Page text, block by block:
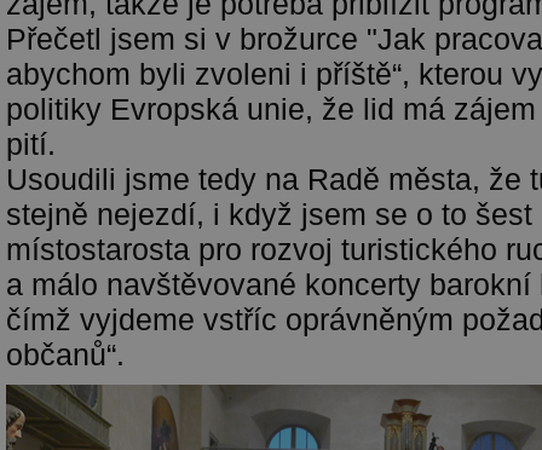
Přečetl jsem si v brožurce "Jak
abychom byli zvoleni i příště“, kterou
politiky Evropská unie, že lid má
pití.
Usoudili jsme tedy na Radě města, že
stejně nejezdí, i když jsem se o to šest
místostarosta pro rozvoj turistického
a málo navštěvované koncerty
čímž vyjdeme vstříc oprávněným
občanů“.